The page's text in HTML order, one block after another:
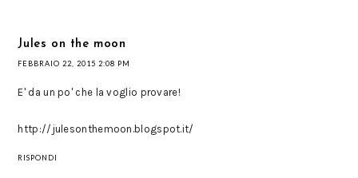
Jules on the moon
FEBBRAIO 22, 2015 2:08 PM
E' da un po' che la voglio provare!
http://julesonthemoon.blogspot.it/
RISPONDI